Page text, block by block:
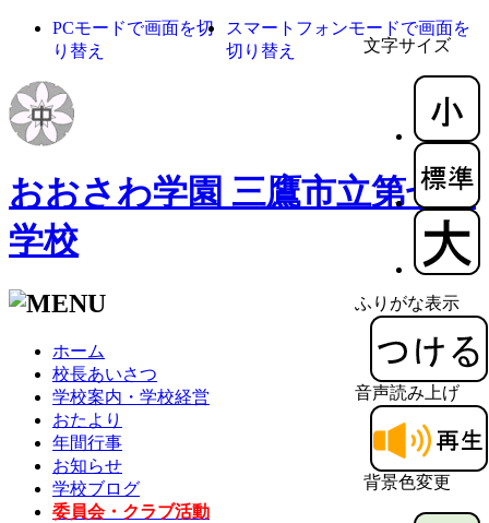
文字サイズ
ふりがな表示
音声読み上げ
背景色変更
PCモードで画面を切
り替え
スマートフォンモードで画面を
切り替え
おおさわ学園 三鷹市立第七中
学校
ホーム
校長あいさつ
学校案内・学校経営
おたより
年間行事
お知らせ
学校ブログ
委員会・クラブ活動